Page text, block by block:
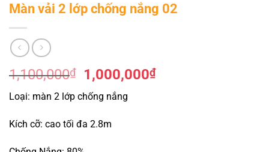
Màn vải 2 lớp chống nắng 02
1,100,000₫
Giá
gốc
là:
1,100,000₫.
1,000,000₫Giá
Loại: màn 2 lớp chống nắng
Kích cỡ: cao tối đa 2.8m